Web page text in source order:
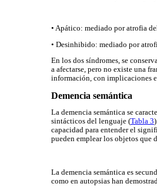
• Apático: mediado por atrofia
• Desinhibido: mediado por
En los dos síndromes, se
a afectarse, pero no existe una
información, con implicaciones
Demencia semántica
La demencia semántica se
sintácticos del lenguaje (Tabla 3
capacidad para entender el
pueden emplear los objetos que
La demencia semántica es
como en autopsias han